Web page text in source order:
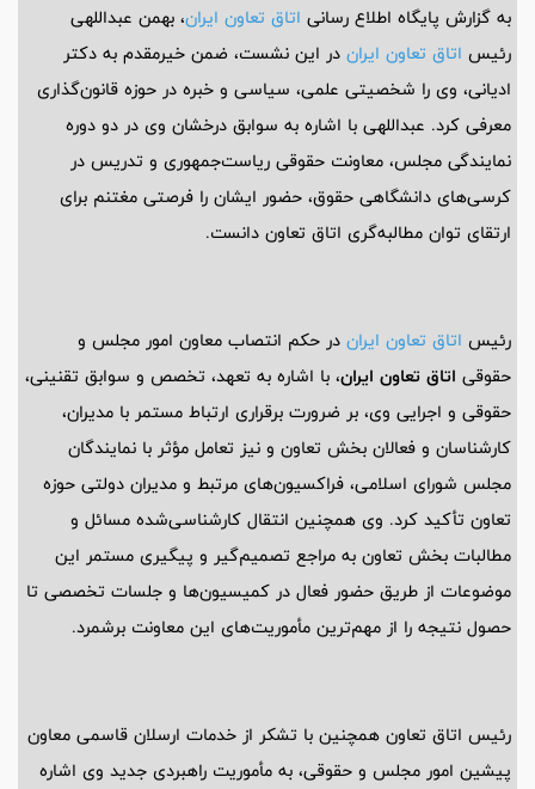
به گزارش پایگاه اطلاع رسانی اتاق تعاون ایران، بهمن عبداللهی
رئیس اتاق تعاون ایران در این نشست، ضمن خیرمقدم به دکتر
ادیانی، وی را شخصیتی علمی، سیاسی و خبره در حوزه قانون‌گذاری
معرفی کرد. عبداللهی با اشاره به سوابق درخشان وی در دو دوره
نمایندگی مجلس، معاونت حقوقی ریاست‌جمهوری و تدریس در
کرسی‌های دانشگاهی حقوق، حضور ایشان را فرصتی مغتنم برای
ارتقای توان مطالبه‌گری اتاق تعاون دانست.
رئیس اتاق تعاون ایران در حکم انتصاب معاون امور مجلس و
حقوقی اتاق تعاون ایران، با اشاره به تعهد، تخصص و سوابق تقنینی،
حقوقی و اجرایی وی، بر ضرورت برقراری ارتباط مستمر با مدیران،
کارشناسان و فعالان بخش تعاون و نیز تعامل مؤثر با نمایندگان
مجلس شورای اسلامی، فراکسیون‌های مرتبط و مدیران دولتی حوزه
تعاون تأکید کرد. وی همچنین انتقال کارشناسی‌شده مسائل و
مطالبات بخش تعاون به مراجع تصمیم‌گیر و پیگیری مستمر این
موضوعات از طریق حضور فعال در کمیسیون‌ها و جلسات تخصصی تا
حصول نتیجه را از مهم‌ترین مأموریت‌های این معاونت برشمرد.
رئیس اتاق تعاون همچنین با تشکر از خدمات ارسلان قاسمی معاون
پیشین امور مجلس و حقوقی، به مأموریت راهبردی جدید وی اشاره